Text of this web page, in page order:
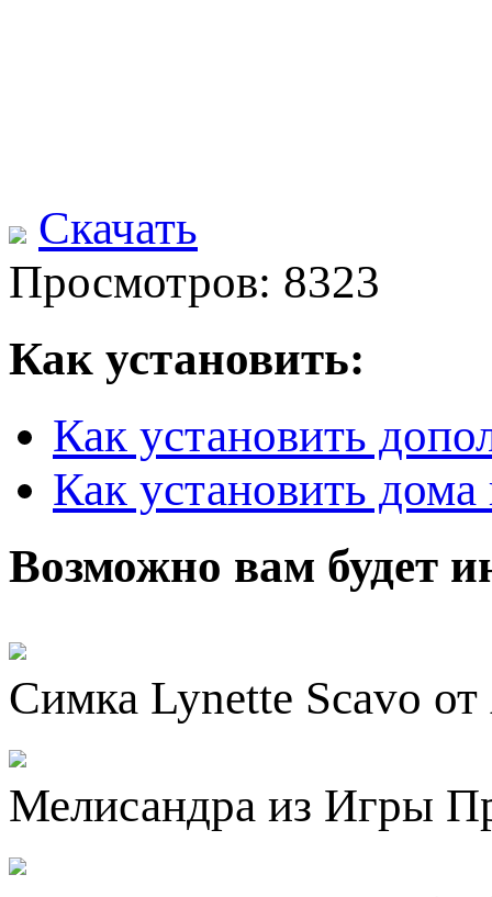
Скачать
Просмотров: 8323
Как установить:
Как установить
Как установить
Возможно вам будет
Симка Lynette Scavo
Мелисандра из Игры